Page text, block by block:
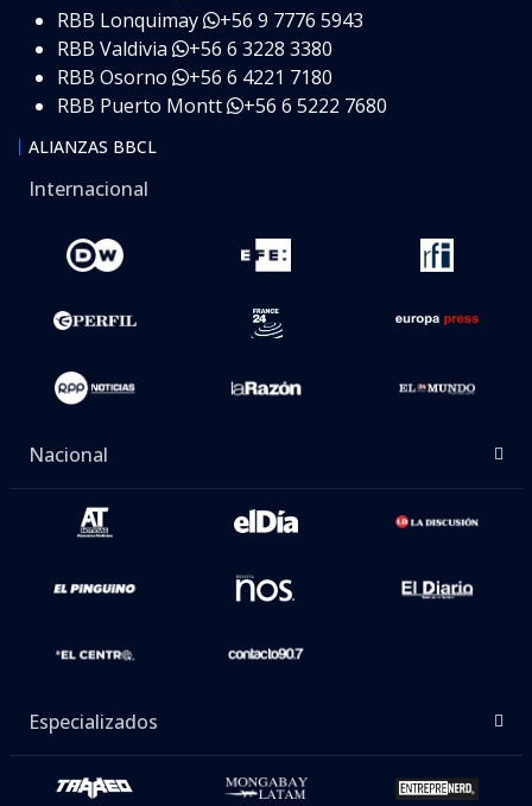
RBB Lonquimay
+56 9 7776 5943
RBB Valdivia
+56 6 3228 3380
RBB Osorno
+56 6 4221 7180
RBB Puerto Montt
+56 6 5222 7680
ALIANZAS BBCL
Internacional
Nacional
Especializados